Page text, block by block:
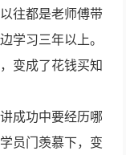
往都是老师傅带
学习三年以上。
变成了花钱买知
成功中要经历哪
员门羡慕下，变